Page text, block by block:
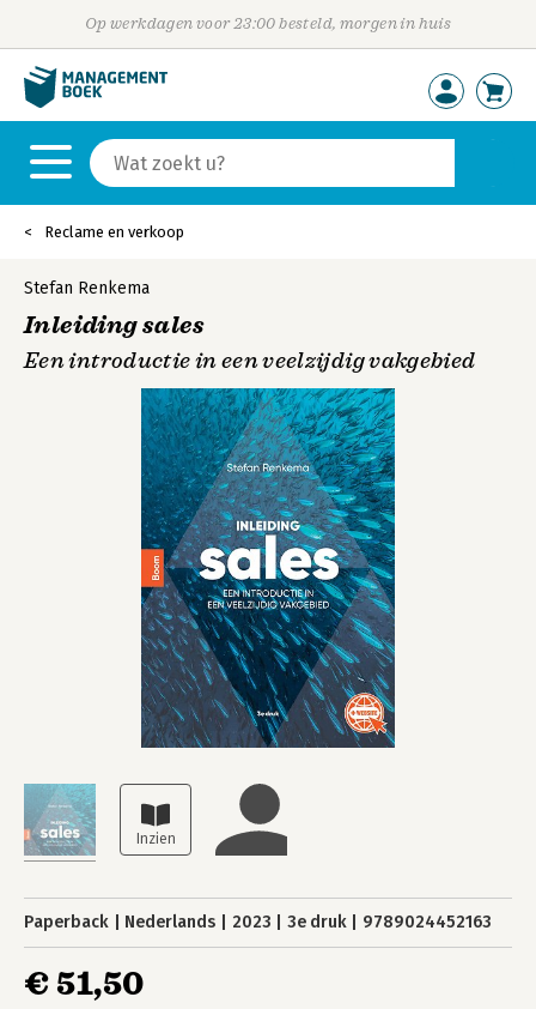
Op werkdagen voor 23:00 besteld, morgen in huis
Reclame en verkoop
Stefan Renkema
Inleiding sales
Een introductie in een veelzijdig vakgebied
Paperback Nederlands 2023 3e druk 9789024452163
€ 51,50